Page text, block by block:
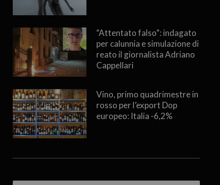
“Attentato falso”: indagato
per calunnia e simulazione di
reato il giornalista Adriano
Cappellari
Vino, primo quadrimestre in
rosso per l’export Dop
europeo: Italia -6,2%